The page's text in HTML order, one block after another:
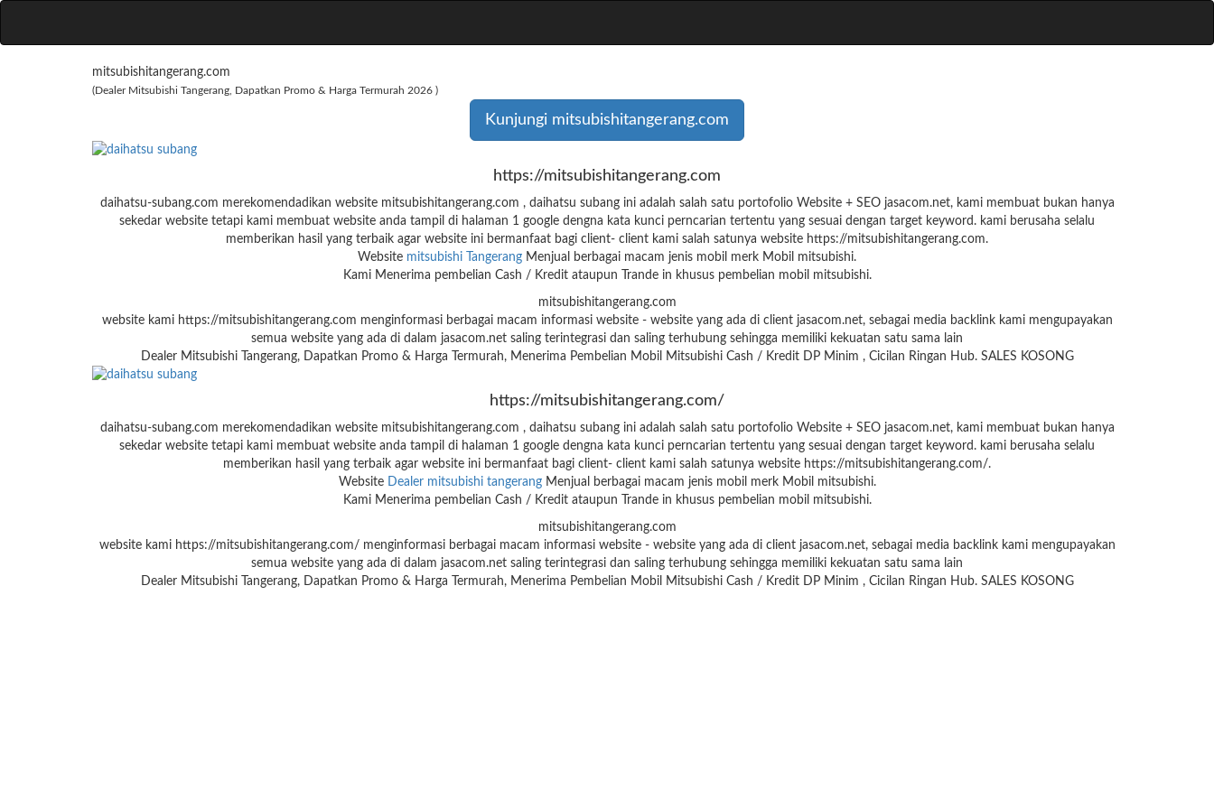
mitsubishitangerang.com
(Dealer Mitsubishi Tangerang, Dapatkan Promo & Harga Termurah 2026 )
Kunjungi mitsubishitangerang.com
https://mitsubishitangerang.com
daihatsu-subang.com merekomendadikan website mitsubishitangerang.com , daihatsu subang ini adalah salah satu portofolio Website + SEO jasacom.net, kami membuat bukan hanya
sekedar website tetapi kami membuat website anda tampil di halaman 1 google dengna kata kunci perncarian tertentu yang sesuai dengan target keyword. kami berusaha selalu
memberikan hasil yang terbaik agar website ini bermanfaat bagi client- client kami salah satunya website https://mitsubishitangerang.com.
Website mitsubishi Tangerang Menjual berbagai macam jenis mobil merk Mobil mitsubishi.
Kami Menerima pembelian Cash / Kredit ataupun Trande in khusus pembelian mobil mitsubishi.
mitsubishitangerang.com
website kami https://mitsubishitangerang.com menginformasi berbagai macam informasi website - website yang ada di client jasacom.net, sebagai media backlink kami mengupayakan
semua website yang ada di dalam jasacom.net saling terintegrasi dan saling terhubung sehingga memiliki kekuatan satu sama lain
Dealer Mitsubishi Tangerang, Dapatkan Promo & Harga Termurah, Menerima Pembelian Mobil Mitsubishi Cash / Kredit DP Minim , Cicilan Ringan Hub. SALES KOSONG
https://mitsubishitangerang.com/
daihatsu-subang.com merekomendadikan website mitsubishitangerang.com , daihatsu subang ini adalah salah satu portofolio Website + SEO jasacom.net, kami membuat bukan hanya
sekedar website tetapi kami membuat website anda tampil di halaman 1 google dengna kata kunci perncarian tertentu yang sesuai dengan target keyword. kami berusaha selalu
memberikan hasil yang terbaik agar website ini bermanfaat bagi client- client kami salah satunya website https://mitsubishitangerang.com/.
Website Dealer mitsubishi tangerangMenjual berbagai macam jenis mobil merk Mobil mitsubishi.
Kami Menerima pembelian Cash / Kredit ataupun Trande in khusus pembelian mobil mitsubishi.
mitsubishitangerang.com
website kami https://mitsubishitangerang.com/ menginformasi berbagai macam informasi website - website yang ada di client jasacom.net, sebagai media backlink kami mengupayakan
semua website yang ada di dalam jasacom.net saling terintegrasi dan saling terhubung sehingga memiliki kekuatan satu sama lain
Dealer Mitsubishi Tangerang, Dapatkan Promo & Harga Termurah, Menerima Pembelian Mobil Mitsubishi Cash / Kredit DP Minim , Cicilan Ringan Hub. SALES KOSONG